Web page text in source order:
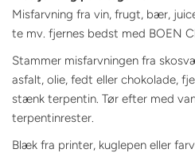
Misfarvning fra vin, frugt, bær,
te mv. fjernes bedst med BOEN
Stammer misfarvningen fra
asfalt, olie, fedt eller chokolade,
stænk terpentin. Tør efter med
terpentinrester.
Blæk fra printer, kuglepen eller